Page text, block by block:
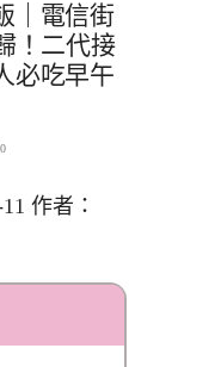
｜電信街
！二代接
必吃早午
作者：